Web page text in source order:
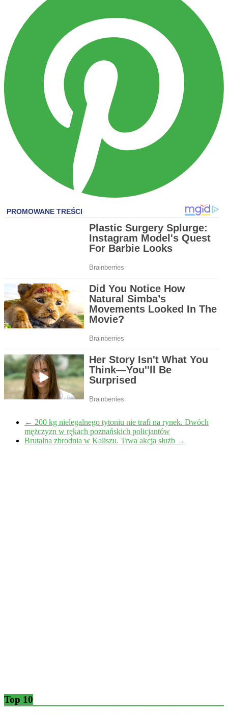
← 200 kg nielegalnego tytoniu nie trafi na rynek. Dwóch
mężczyzn w rękach poznańskich policjantów
Brutalna zbrodnia w Kaliszu. Trwa akcja służb →
Top 10